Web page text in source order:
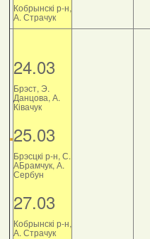
Кобрынскі р-н,
А. Страчук
24.03
Брэст, Э.
Данцова, А.
Ківачук
25.03
Брэсцкі р-н, С.
АБрамчук, А.
Сербун
27.03
Кобрынскі р-н,
А. Страчук